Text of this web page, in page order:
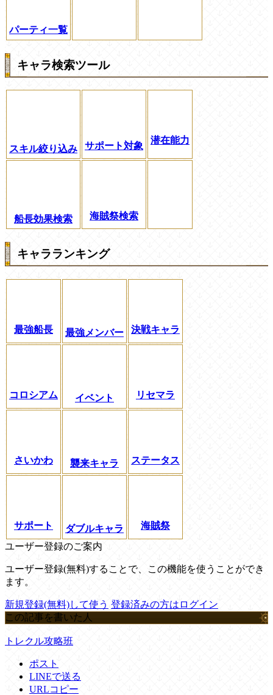
パーティ一覧
キャラ検索ツール
スキル絞り込み サポート対象
潜在能力
船長効果検索 海賊祭検索
キャラランキング
最強船長 最強メンバー 決戦キャラ
コロシアム イベント リセマラ
さいかわ 襲来キャラ ステータス
サポート ダブルキャラ
海賊祭
ユーザー登録のご案内
ユーザー登録(無料)することで、この機能を使うことができ
ます。
新規登録(無料)して使う 登録済みの方はログイン
この記事を書いた人
トレクル攻略班
ポスト
LINEで送る
URLコピー